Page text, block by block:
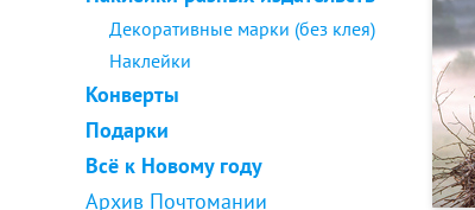
Декоративные марки (без клея)
Наклейки
Конверты
Подарки
Всё к Новому году
Архив Почтомании